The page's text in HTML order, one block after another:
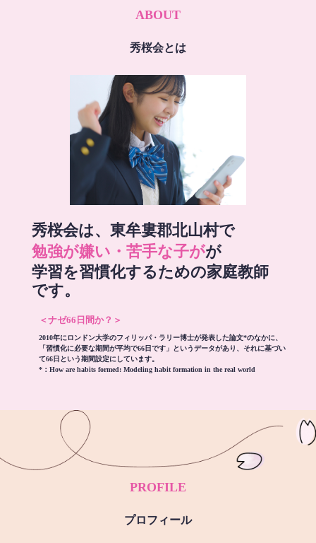
ABOUT
秀桜会とは
秀桜会は、東牟婁郡北山村で
勉強が嫌い・苦手な子がが
学習を習慣化するための家庭教師
です。
＜ナゼ66日間か？＞
2010年にロンドン大学のフィリッパ・ラリー博士が発表した論文*のなかに、
「習慣化に必要な期間が平均で66日です」というデータがあり、それに基づい
て66日という期間設定にしています。
*： How are habits formed: Modeling habit formation in the real world
PROFILE
プロフィール